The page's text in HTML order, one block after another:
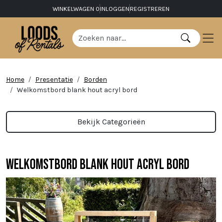
WINKELWAGEN 0 INLOGGEN REGISTREREN
Home Presentatie
Borden
Welkomstbord blank hout acryl bord
Bekijk Categorieën
Welkomstbord blank hout acryl bord